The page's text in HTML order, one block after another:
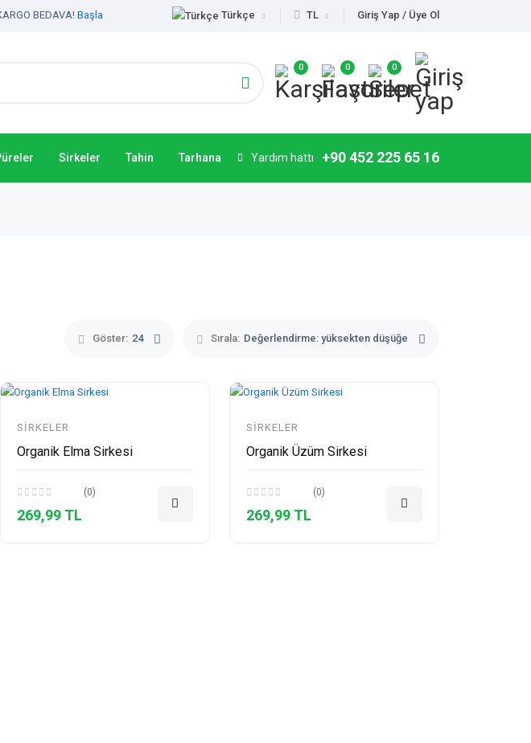
BEDAVA! Başla Türkçe TL Giriş Yap / Üye Ol
0 0 0
Sirkeler Tahin Tarhana Yardım hattı +90 452 225 65 16
Göster: 24 Sırala: Değerlendirme: yüksekten düşüğe
SIRKELER
Organik Elma Sirkesi
(0)
269,99 TL
SIRKELER
Organik Üzüm Sirkesi
(0)
269,99 TL